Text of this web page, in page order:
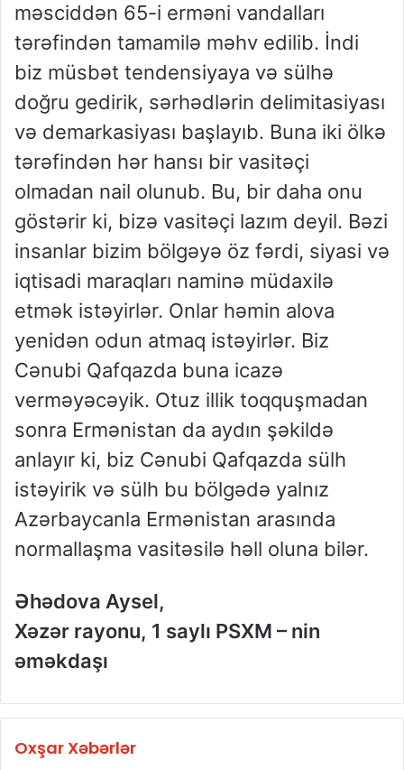
məsciddən 65-i erməni vandalları
tərəfindən tamamilə məhv edilib. İndi
biz müsbət tendensiyaya və sülhə
doğru gedirik, sərhədlərin delimitasiyası
və demarkasiyası başlayıb. Buna iki ölkə
tərəfindən hər hansı bir vasitəçi
olmadan nail olunub. Bu, bir daha onu
göstərir ki, bizə vasitəçi lazım deyil. Bəzi
insanlar bizim bölgəyə öz fərdi, siyasi və
iqtisadi maraqları naminə müdaxilə
etmək istəyirlər. Onlar həmin alova
yenidən odun atmaq istəyirlər. Biz
Cənubi Qafqazda buna icazə
verməyəcəyik. Otuz illik toqquşmadan
sonra Ermənistan da aydın şəkildə
anlayır ki, biz Cənubi Qafqazda sülh
istəyirik və sülh bu bölgədə yalnız
Azərbaycanla Ermənistan arasında
normallaşma vasitəsilə həll oluna bilər.
Əhədova Aysel,
Xəzər rayonu, 1 saylı PSXM – nin
əməkdaşı
Oxşar Xəbərlər